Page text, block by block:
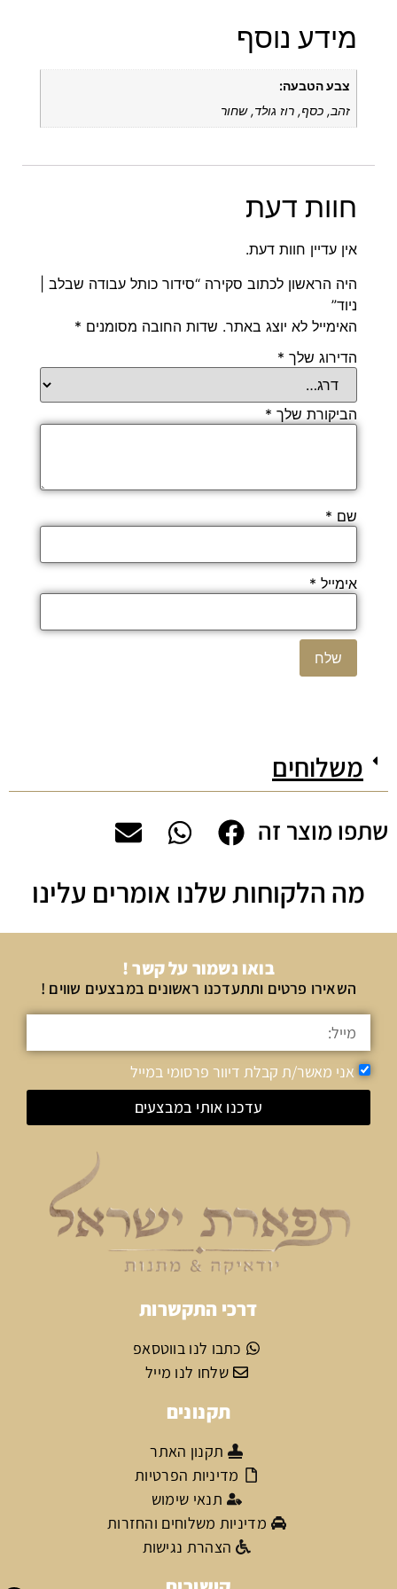
מידע נוסף
צבע הטבעה:
זהב, כסף, רוז גולד, שחור
חוות דעת
אין עדיין חוות דעת.
היה הראשון לכתוב סקירה “סידור כותל עבודה שבלב |
ניוד”
האימייל לא יוצג באתר. שדות החובה מסומנים *
הדירוג שלך *
הביקורת שלך *
שם *
אימייל *
משלוחים
שתפו מוצר זה
מה הלקוחות שלנו אומרים עלינו
בואו נשמור על קשר !
השאירו פרטים ותתעדכנו ראשונים במבצעים שווים !
אני מאשר/ת קבלת דיוור פרסומי במייל
עדכנו אותי במבצעים
דרכי התקשרות
כתבו לנו בווטסאפ
שלחו לנו מייל
תקנונים
תקנון האתר
מדיניות הפרטיות
תנאי שימוש
מדיניות משלוחים והחזרות
הצהרת נגישות